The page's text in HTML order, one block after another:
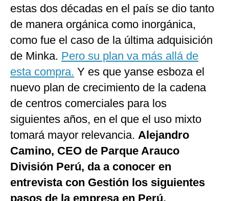
Tecnología
Club del Suscriptor
Mix
Notas Contratadas
Podcast
Gestión TV
Videos
Fotogalerías
estas dos décadas en el país se dio tanto
de manera orgánica como inorgánica,
como fue el caso de la última adquisición
de Minka. Pero su plan va más allá de
esta compra. Y es que yanse esboza el
nuevo plan de crecimiento de la cadena
de centros comerciales para los
siguientes años, en el que el uso mixto
tomará mayor relevancia. Alejandro
Camino, CEO de Parque Arauco
División Perú, da a conocer en
entrevista con Gestión los siguientes
pasos de la empresa en Perú.